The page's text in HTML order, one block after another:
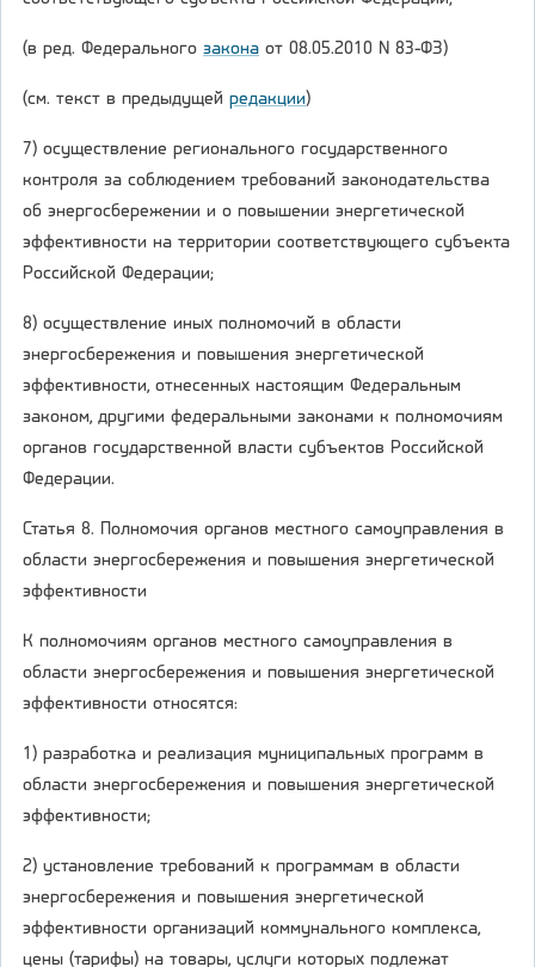
(в ред. Федерального закона от 08.05.2010 N 83-ФЗ)
(см. текст в предыдущей редакции)
7) осуществление регионального государственного
контроля за соблюдением требований законодательства
об энергосбережении и о повышении энергетической
эффективности на территории соответствующего субъекта
Российской Федерации;
8) осуществление иных полномочий в области
энергосбережения и повышения энергетической
эффективности, отнесенных настоящим Федеральным
законом, другими федеральными законами к полномочиям
органов государственной власти субъектов Российской
Федерации.
Статья 8. Полномочия органов местного самоуправления в
области энергосбережения и повышения энергетической
эффективности
К полномочиям органов местного самоуправления в
области энергосбережения и повышения энергетической
эффективности относятся:
1) разработка и реализация муниципальных программ в
области энергосбережения и повышения энергетической
эффективности;
2) установление требований к программам в области
энергосбережения и повышения энергетической
эффективности организаций коммунального комплекса,
цены (тарифы) на товары, услуги которых подлежат